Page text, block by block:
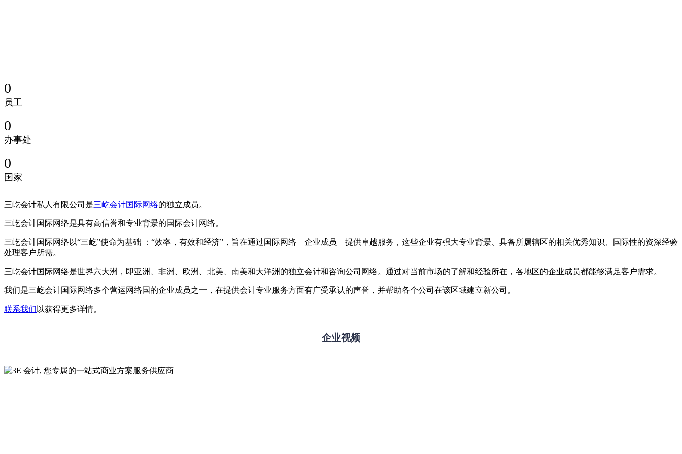
0
员工
0
办事处
0
国家
三屹会计私人有限公司是三屹会计国际网络的独立成员。
三屹会计国际网络是具有高信誉和专业背景的国际会计网络。
三屹会计国际网络以“三屹”使命为基础 ：“效率，有效和经济”，旨在通过国际网络 – 企业成员 – 提供卓越服务，这些企业有强大专业背景、具备所属辖区的相关优秀知识、国际性的资深经验
处理客户所需。
三屹会计国际网络是世界六大洲，即亚洲、非洲、欧洲、北美、南美和大洋洲的独立会计和咨询公司网络。通过对当前市场的了解和经验所在，各地区的企业成员都能够满足客户需求。
我们是三屹会计国际网络多个营运网络国的企业成员之一，在提供会计专业服务方面有广受承认的声誉，并帮助各个公司在该区域建立新公司。
联系我们以获得更多详情。
企业视频